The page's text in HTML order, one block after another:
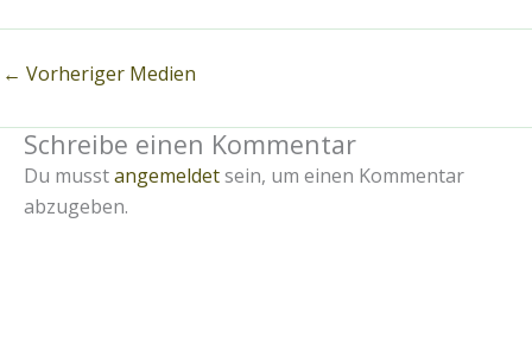
← Vorheriger Medien
Schreibe einen Kommentar
Du musstangemeldetsein, um einen Kommentar
abzugeben.